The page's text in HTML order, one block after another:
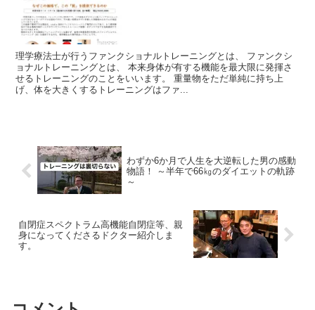
理学療法士が行うファンクショナルトレーニングとは、 ファンクシ
ョナルトレーニングとは、 本来身体が有する機能を最大限に発揮さ
せるトレーニングのことをいいます。 重量物をただ単純に持ち上
げ、体を大きくするトレーニングはファ...
わずか6か月で人生を大逆転した男の感動
物語！ ～半年で66㎏のダイエットの軌跡
～
自閉症スペクトラム高機能自閉症等、親
身になってくださるドクター紹介しま
す。